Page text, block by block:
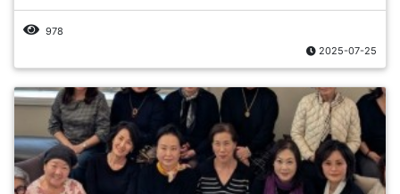
978
2025-07-25